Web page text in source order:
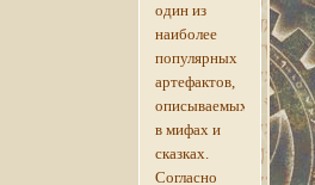
один из
наиболее
популярных
артефактов,
описываемых
в мифах и
сказках.
Согласно